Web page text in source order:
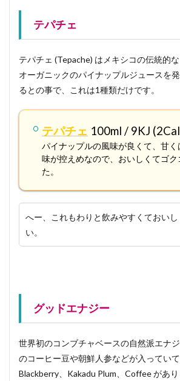
テパチェ
テパチェ (Tepache) はメキシコの伝統的な
オーガニックのパイナップルジュースを
るとの事で、これは1種類だけです。
テパチェ 100ml / 9KJ
パイナップルの風味が良くて、甘
味が控えめなので、おいしくてゴク
た。
へー、これもわりと飲みやすくておいし
い。
グッドエナジー
世界初のコンブチャベースの自然派エナ
のコーヒー豆や朝鮮人参などが入ってい
Blackberry、Kakadu Plum、Coffee があり